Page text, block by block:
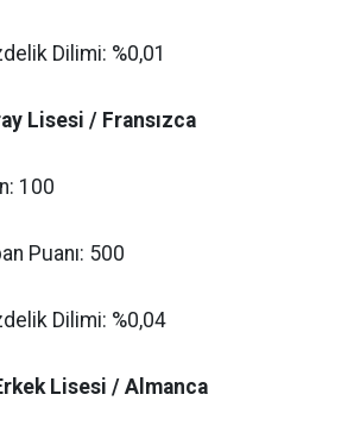
Dilimi: %0,01
Lisesi / Fransızca
100
Puanı: 500
Dilimi: %0,04
Lisesi / Almanca